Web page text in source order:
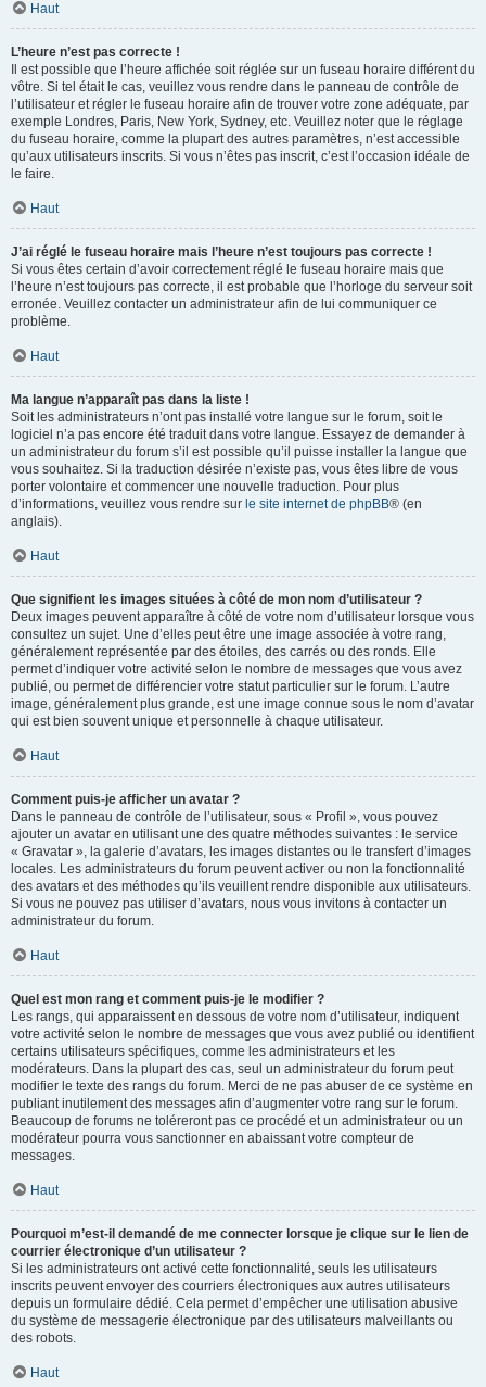
Haut
L’heure n’est pas correcte !
Il est possible que l’heure affichée soit réglée sur un fuseau horaire différent du
vôtre. Si tel était le cas, veuillez vous rendre dans le panneau de contrôle de
l’utilisateur et régler le fuseau horaire afin de trouver votre zone adéquate, par
exemple Londres, Paris, New York, Sydney, etc. Veuillez noter que le réglage
du fuseau horaire, comme la plupart des autres paramètres, n’est accessible
qu’aux utilisateurs inscrits. Si vous n’êtes pas inscrit, c’est l’occasion idéale de
le faire.
Haut
J’ai réglé le fuseau horaire mais l’heure n’est toujours pas correcte !
Si vous êtes certain d’avoir correctement réglé le fuseau horaire mais que
l’heure n’est toujours pas correcte, il est probable que l’horloge du serveur soit
erronée. Veuillez contacter un administrateur afin de lui communiquer ce
problème.
Haut
Ma langue n’apparaît pas dans la liste !
Soit les administrateurs n’ont pas installé votre langue sur le forum, soit le
logiciel n’a pas encore été traduit dans votre langue. Essayez de demander à
un administrateur du forum s’il est possible qu’il puisse installer la langue que
vous souhaitez. Si la traduction désirée n’existe pas, vous êtes libre de vous
porter volontaire et commencer une nouvelle traduction. Pour plus
d’informations, veuillez vous rendre sur le site internet de phpBB® (en
anglais).
Haut
Que signifient les images situées à côté de mon nom d’utilisateur ?
Deux images peuvent apparaître à côté de votre nom d’utilisateur lorsque vous
consultez un sujet. Une d’elles peut être une image associée à votre rang,
généralement représentée par des étoiles, des carrés ou des ronds. Elle
permet d’indiquer votre activité selon le nombre de messages que vous avez
publié, ou permet de différencier votre statut particulier sur le forum. L’autre
image, généralement plus grande, est une image connue sous le nom d’avatar
qui est bien souvent unique et personnelle à chaque utilisateur.
Haut
Comment puis-je afficher un avatar ?
Dans le panneau de contrôle de l’utilisateur, sous « Profil », vous pouvez
ajouter un avatar en utilisant une des quatre méthodes suivantes : le service
« Gravatar », la galerie d’avatars, les images distantes ou le transfert d’images
locales. Les administrateurs du forum peuvent activer ou non la fonctionnalité
des avatars et des méthodes qu’ils veuillent rendre disponible aux utilisateurs.
Si vous ne pouvez pas utiliser d’avatars, nous vous invitons à contacter un
administrateur du forum.
Haut
Quel est mon rang et comment puis-je le modifier ?
Les rangs, qui apparaissent en dessous de votre nom d’utilisateur, indiquent
votre activité selon le nombre de messages que vous avez publié ou identifient
certains utilisateurs spécifiques, comme les administrateurs et les
modérateurs. Dans la plupart des cas, seul un administrateur du forum peut
modifier le texte des rangs du forum. Merci de ne pas abuser de ce système en
publiant inutilement des messages afin d’augmenter votre rang sur le forum.
Beaucoup de forums ne toléreront pas ce procédé et un administrateur ou un
modérateur pourra vous sanctionner en abaissant votre compteur de
messages.
Haut
Pourquoi m’est-il demandé de me connecter lorsque je clique sur le lien de
courrier électronique d’un utilisateur ?
Si les administrateurs ont activé cette fonctionnalité, seuls les utilisateurs
inscrits peuvent envoyer des courriers électroniques aux autres utilisateurs
depuis un formulaire dédié. Cela permet d’empêcher une utilisation abusive
du système de messagerie électronique par des utilisateurs malveillants ou
des robots.
Haut